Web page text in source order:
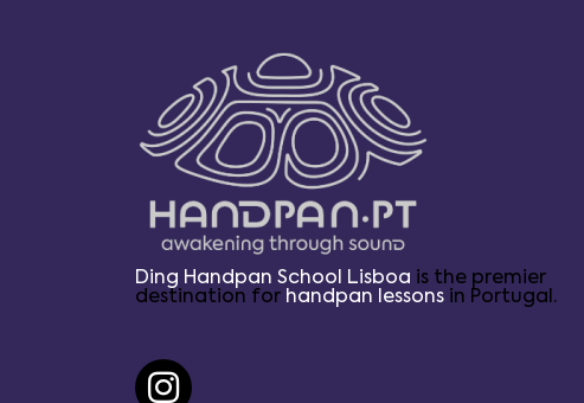
Ding Handpan School Lisboa is the premier
destination for handpan lessons in Portugal.